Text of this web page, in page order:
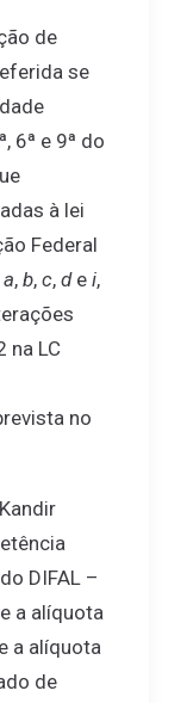
de
se
6ª e 9ª do
à lei
Federal
a, b, c, de i,
na LC
no
DIFAL –
a alíquota
a alíquota
de